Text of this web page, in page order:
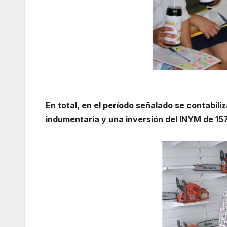
En total, en el período señalado se
indumentaria y una inversión del INYM de